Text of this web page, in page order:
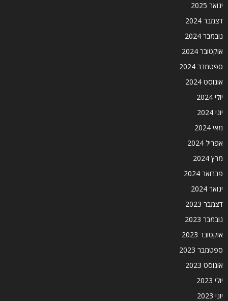
ינואר 2025
דצמבר 2024
נובמבר 2024
אוקטובר 2024
ספטמבר 2024
אוגוסט 2024
יולי 2024
יוני 2024
מאי 2024
אפריל 2024
מרץ 2024
פברואר 2024
ינואר 2024
דצמבר 2023
נובמבר 2023
אוקטובר 2023
ספטמבר 2023
אוגוסט 2023
יולי 2023
יוני 2023